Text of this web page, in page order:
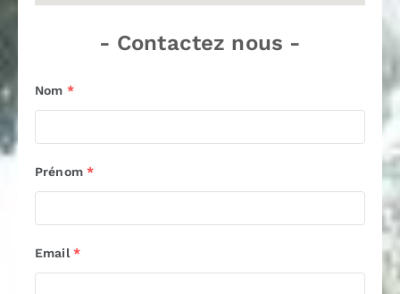
- Contactez nous -
Nom *
Prénom *
Email *